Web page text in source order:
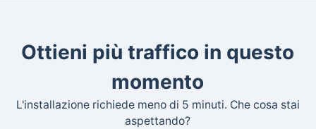
Ottieni più traffico in questo
momento
L'installazione richiede meno di 5 minuti. Che cosa stai
aspettando?